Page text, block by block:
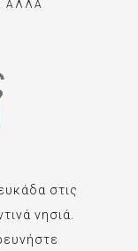
ΑΛΛΑ
στις
νησιά.